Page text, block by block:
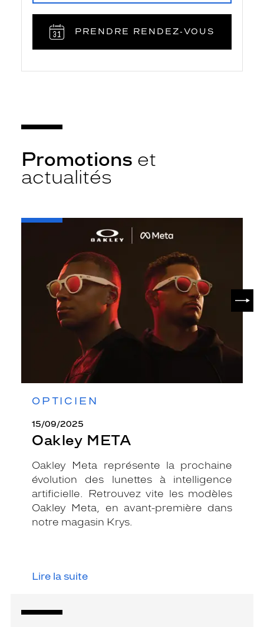
PRENDRE RENDEZ‑VOUS
Promotions et
actualités
OPTICIEN
15/09/2025
Oakley META
Oakley Meta représente la prochaine
évolution des lunettes à intelligence
artificielle. Retrouvez vite les modèles
Oakley Meta, en avant-première dans
notre magasin Krys.
Lire la suite
-